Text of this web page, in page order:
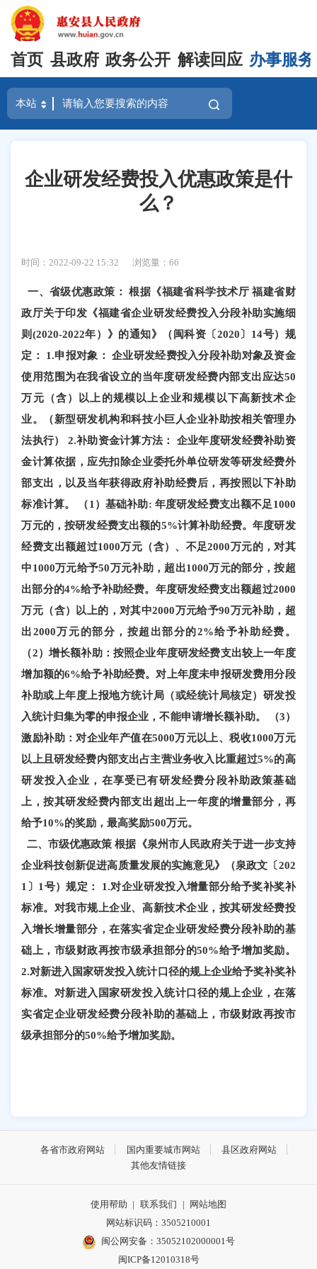
首页 县政府 政务公开 解读回应 办事服务
企业研发经费投入优惠政策是什
么？
时间：2022-09-22 15:32 浏览量：66
一、省级优惠政策： 根据《福建省科学技术厅 福建省财
政厅关于印发《福建省企业研发经费投入分段补助实施细
则 (2020-2022年）》的通知》（闽科资〔2020〕14号）规
定： 1.申报对象： 企业研发经费投入分段补助对象及资金
使用范围为在我省设立的当年度研发经费内部支出应达50
万元（含）以上的规模以上企业和规模以下高新技术企
业。（新型研发机构和科技小巨人企业补助按相关管理办
法执行） 2.补助资金计算方法： 企业年度研发经费补助资
金计算依据，应先扣除企业委托外单位研发等研发经费外
部支出，以及当年获得政府补助经费后，再按照以下补助
标准计算。 （1）基础补助: 年度研发经费支出额不足1000
万元的，按研发经费支出额的5%计算补助经费。年度研发
经费支出额超过1000万元（含）、不足2000万元的，对其
中1000万元给予50万元补助，超出1000万元的部分，按超
出部分的4%给予补助经费。年度研发经费支出额超过2000
万元（含）以上的，对其中2000万元给予90万元补助，超
出2000万元的部分，按超出部分的2%给予补助经费。
（2）增长额补助：按照企业年度研发经费支出较上一年度
增加额的6%给予补助经费。对上年度未申报研发费用分段
补助或上年度上报地方统计局（或经统计局核定）研发投
入统计归集为零的申报企业，不能申请增长额补助。 （3）
激励补助：对企业年产值在5000万元以上、税收1000万元
以上且研发经费内部支出占主营业务收入比重超过5%的高
研发投入企业，在享受已有研发经费分段补助政策基础
上，按其研发经费内部支出超出上一年度的增量部分，再
给予10%的奖励，最高奖励500万元。
二、市级优惠政策 根据《泉州市人民政府关于进一步支持
企业科技创新促进高质量发展的实施意见》（泉政文〔202
1〕1号）规定： 1.对企业研发投入增量部分给予奖补奖补
标准。对我市规上企业、高新技术企业，按其研发经费投
入增长增量部分，在落实省定企业研发经费分段补助的基
础上，市级财政再按市级承担部分的50%给予增加奖励。
2.对新进入国家研发投入统计口径的规上企业给予奖补奖补
标准。对新进入国家研发投入统计口径的规上企业，在落
实省定企业研发经费分段补助的基础上，市级财政再按市
级承担部分的50%给予增加奖励。
各省市政府网站 国内重要城市网站
县区政府网站
其他友情链接
使用帮助 | 联系我们 |
网站地图
网站标识码：3505210001
闽公网安备：35052102000001号
闽ICP备12010318号